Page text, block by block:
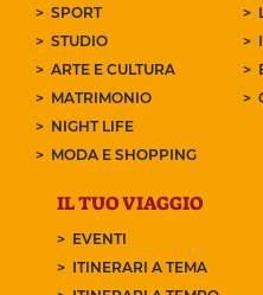
SPORT
STUDIO
ARTE E CULTURA
MATRIMONIO
NIGHT LIFE
MODA E SHOPPING
IL TUO VIAGGIO
EVENTI
ITINERARI A TEMA